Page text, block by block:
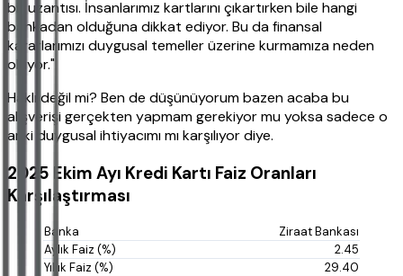
bir uzantısı. İnsanlarımız kartlarını çıkartırken bile hangi
bankadan olduğuna dikkat ediyor. Bu da finansal
kararlarımızı duygusal temeller üzerine kurmamıza neden
oluyor."
Haklı değil mi? Ben de düşünüyorum bazen acaba bu
alışverişi gerçekten yapmam gerekiyor mu yoksa sadece o
anki duygusal ihtiyacımı mı karşılıyor diye.
2025 Ekim Ayı Kredi Kartı Faiz Oranları
Karşılaştırması
Ziraat Bankası
2.45
29.40